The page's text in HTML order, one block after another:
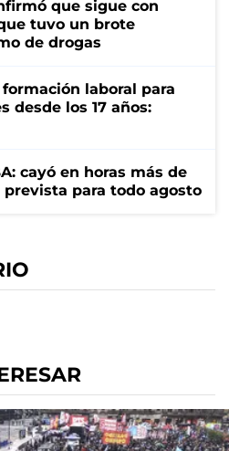
que sigue con
tuvo un brote
de drogas
laboral para
desde los 17 años:
cayó en horas más de
para todo agosto